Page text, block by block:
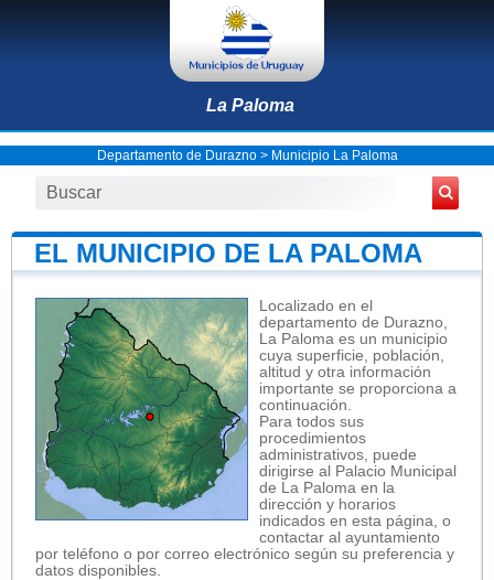
La Paloma
Departamento de Durazno> Municipio La Paloma
EL MUNICIPIO DE LA PALOMA
Localizado en el
departamento de Durazno,
La Paloma es un municipio
cuya superficie, población,
altitud y otra información
importante se proporciona a
continuación.
Para todos sus
procedimientos
administrativos, puede
dirigirse al Palacio Municipal
de La Paloma en la
dirección y horarios
indicados en esta página, o
contactar al ayuntamiento
por teléfono o por correo electrónico según su preferencia y
datos disponibles.